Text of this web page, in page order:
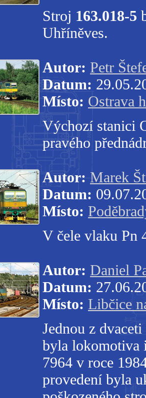
Stroj 163.018-5
Uhříněves.
Autor: Petr
Datum:
Místo: Ostrava
Výchozí stanici
pravého
Autor: Marek
Datum:
Místo:
V čele vlaku Pn
Autor: Daniel
Datum:
Místo: Libčice
Jednou z
byla lokomotiva
7964 v roce
provedení byla